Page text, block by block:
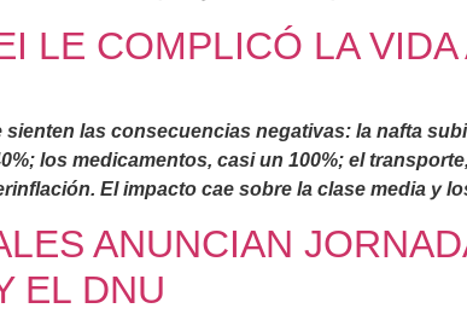
LE COMPLICÓ LA
las consecuencias negativas: la nafta
los medicamentos, casi un 100%; el
El impacto cae sobre la clase media y
ANUNCIAN
EL DNU